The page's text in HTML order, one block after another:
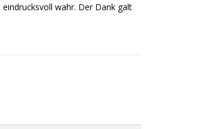
wahr. Der Dank galt